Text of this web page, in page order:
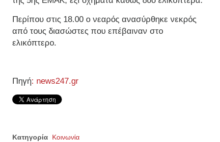
Περίπου στις 18.00 ο νεαρός ανασύρθηκε νεκρός
από τους διασώστες που επέβαιναν στο
ελικόπτερο.
Πηγή: news247.gr
Κατηγορία Κοινωνία